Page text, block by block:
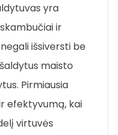
yra
ir
išsiversti be
maisto
Pirmiausia
efektyvumą, kai
virtuvės